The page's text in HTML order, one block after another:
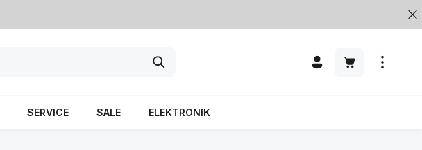
SERVICE SALE ELEKTRONIK